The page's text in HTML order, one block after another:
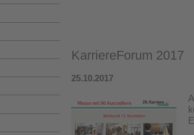
KarriereForum 2017
25.10.2017